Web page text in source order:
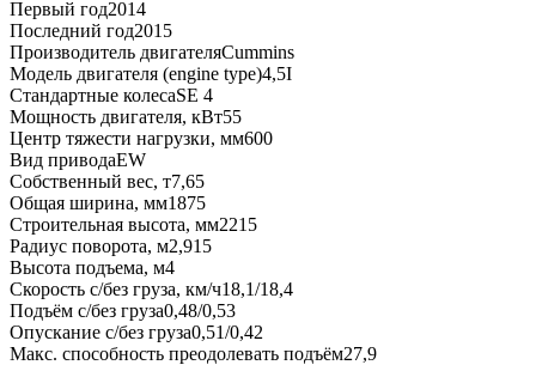
Первый год2014
Последний год2015
Производитель двигателяCummins
Модель двигателя (engine type)4,5I
Стандартные колесаSE 4
Мощность двигателя, кВт55
Центр тяжести нагрузки, мм600
Вид приводаEW
Собственный вес, т7,65
Общая ширина, мм1875
Строительная высота, мм2215
Радиус поворота, м2,915
Высота подъема, м4
Скорость с/без груза, км/ч18,1/18,4
Подъём с/без груза0,48/0,53
Опускание с/без груза0,51/0,42
Макс. способность преодолевать подъём27,9